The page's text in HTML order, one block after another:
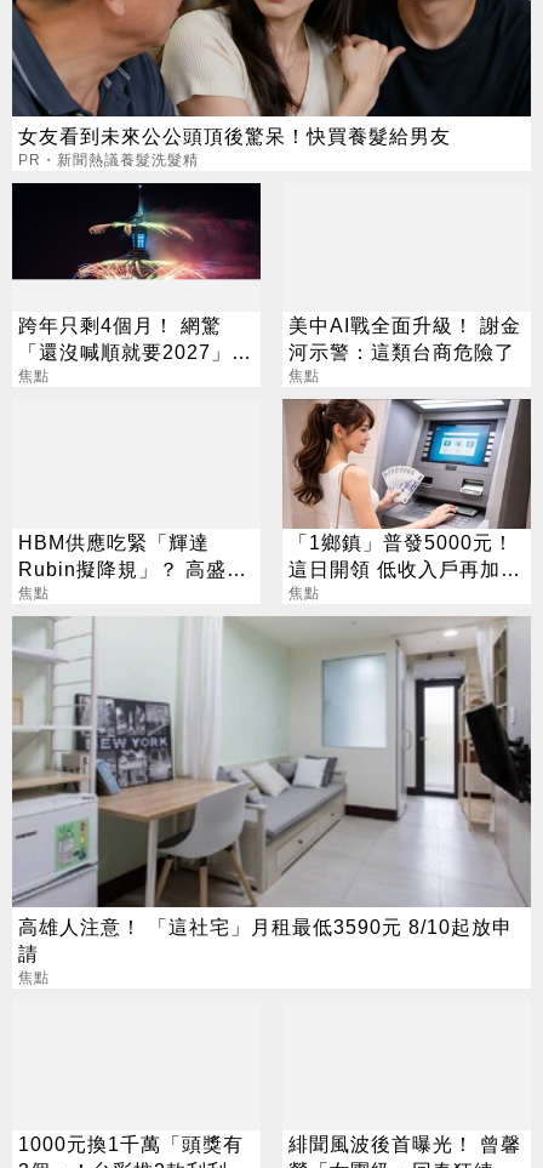
女友看到未來公公頭頂後驚呆！快買養髮給男友
PR・新聞熱議養髮洗髮精
跨年只剩4個月！ 網驚
「還沒喊順就要2027」
這句最狠超恐怖
焦點
美中AI戰全面升級！ 謝金
河示警：這類台商危險了
焦點
HBM供應吃緊「輝達
Rubin擬降規」？ 高盛反
讚記憶體：牛市才開始
焦點
「1鄉鎮」普發5000元！
這日開領 低收入戶再加碼
2000元
焦點
高雄人注意！ 「這社宅」月租最低3590元 8/10起放申
請
焦點
1000元換1千萬「頭獎有
緋聞風波後首曝光！ 曾馨